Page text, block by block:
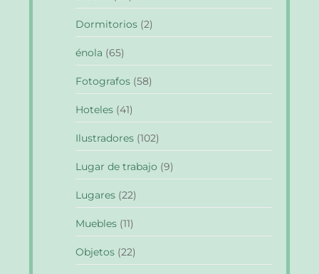
Dormitorios (2)
énola (65)
Fotografos (58)
Hoteles (41)
Ilustradores (102)
Lugar de trabajo (9)
Lugares (22)
Muebles (11)
Objetos (22)